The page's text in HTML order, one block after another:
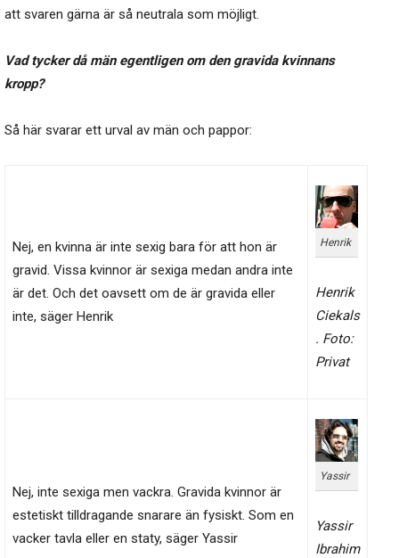
att svaren gärna är så neutrala som möjligt.
Vad tycker då män egentligen om den gravida kvinnans
kropp?
Så här svarar ett urval av män och pappor:
Nej, en kvinna är inte sexig bara för att hon är
gravid. Vissa kvinnor är sexiga medan andra inte
är det. Och det oavsett om de är gravida eller
inte, säger Henrik
Henrik
Henrik
Ciekals
. Foto:
Privat
Nej, inte sexiga men vackra. Gravida kvinnor är
estetiskt tilldragande snarare än fysiskt. Som en
vacker tavla eller en staty, säger Yassir
Yassir
Yassir
Ibrahim